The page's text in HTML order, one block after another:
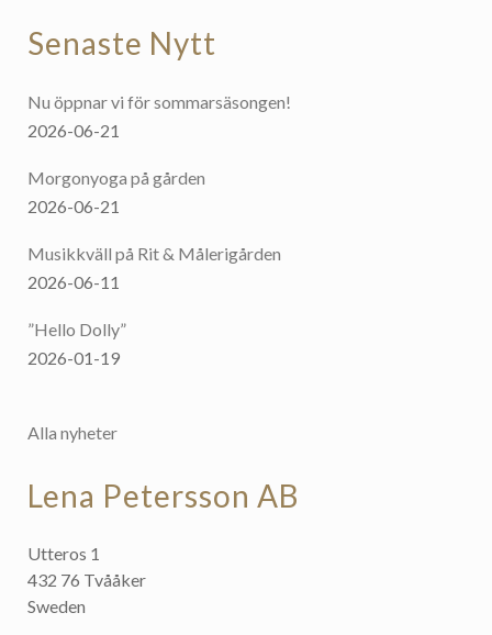
Senaste Nytt
Nu öppnar vi för sommarsäsongen!
2026-06-21
Morgonyoga på gården
2026-06-21
Musikkväll på Rit & Målerigården
2026-06-11
”Hello Dolly”
2026-01-19
Alla nyheter
Lena Petersson AB
Utteros 1
432 76 Tvååker
Sweden